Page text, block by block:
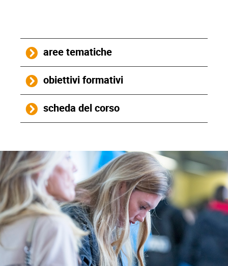
aree tematiche
obiettivi formativi
scheda del corso